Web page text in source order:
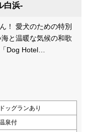
白浜-
！ 愛犬のための特別
と温暖な気候の和歌
Dog Hotel…
ッグランあり
泉付